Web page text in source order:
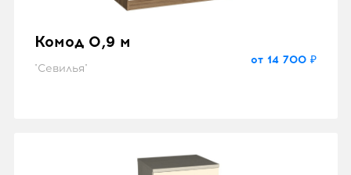
Комод 0,9 м
"Севилья"
от 14 700 ₽